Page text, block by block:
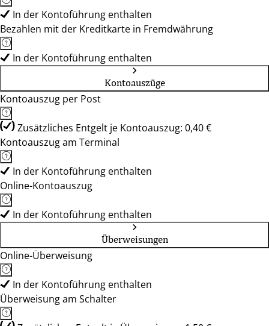
In der Kontoführung enthalten
Bezahlen mit der Kreditkarte in Fremdwährung
In der Kontoführung enthalten
Kontoauszüge
Kontoauszug per Post
Zusätzliches Entgelt je Kontoauszug: 0,40 €
Kontoauszug am Terminal
In der Kontoführung enthalten
Online-Kontoauszug
In der Kontoführung enthalten
Überweisungen
Online-Überweisung
In der Kontoführung enthalten
Überweisung am Schalter